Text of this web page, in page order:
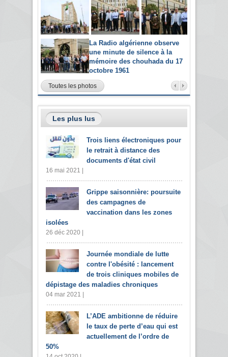
La Radio algérienne observe
une minute de silence à la
mémoire des chouhada du 17
octobre 1961
Toutes les photos
Les plus lus
Trois liens électroniques pour
le retrait à distance des
documents d'état civil
16 mai 2021 |
Grippe saisonnière: poursuite
des campagnes de
vaccination dans les zones
isolées
26 déc 2020 |
Journée mondiale de lutte
contre l'obésité : lancement
de trois cliniques mobiles de
dépistage des maladies chroniques
04 mar 2021 |
L’ADE ambitionne de réduire
le taux de perte d’eau qui est
actuellement de l’ordre de
50%